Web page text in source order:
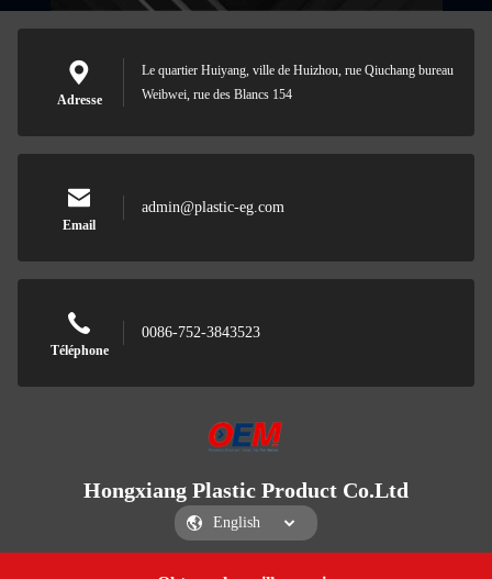
Adresse
Le quartier Huiyang, ville de Huizhou, rue Qiuchang bureau
Weibwei, rue des Blancs 154
Email
admin@plastic-eg.com
Téléphone
0086-752-3843523
Hongxiang Plastic Product Co.Ltd